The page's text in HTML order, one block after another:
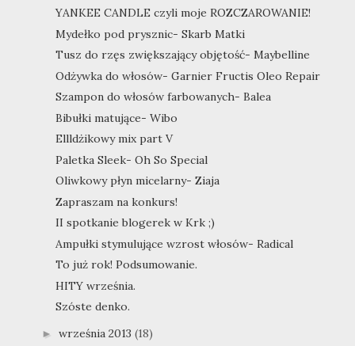
YANKEE CANDLE czyli moje ROZCZAROWANIE!
Mydełko pod prysznic- Skarb Matki
Tusz do rzęs zwiększający objętość- Maybelline
Odżywka do włosów- Garnier Fructis Oleo Repair
Szampon do włosów farbowanych- Balea
Bibułki matujące- Wibo
Ellldżikowy mix part V
Paletka Sleek- Oh So Special
Oliwkowy płyn micelarny- Ziaja
Zapraszam na konkurs!
II spotkanie blogerek w Krk ;)
Ampułki stymulujące wzrost włosów- Radical
To już rok! Podsumowanie.
HITY września.
Szóste denko.
► września 2013 (18)